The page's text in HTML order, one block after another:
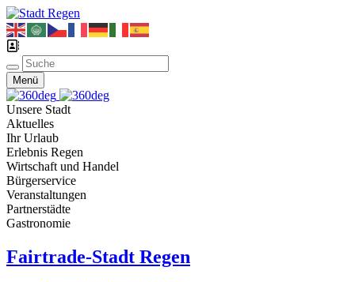
Menü
Unsere Stadt
Aktuelles
Ihr Urlaub
Erlebnis Regen
Wirtschaft und Handel
Bürgerservice
Veranstaltungen
Partnerstädte
Gastronomie
Fairtrade-Stadt Regen